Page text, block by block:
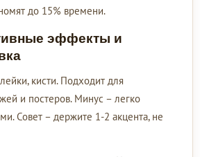
до 15% времени.
эффекты и
кисти. Подходит для
и постеров. Минус – легко
Совет – держите 1-2 акцента, не